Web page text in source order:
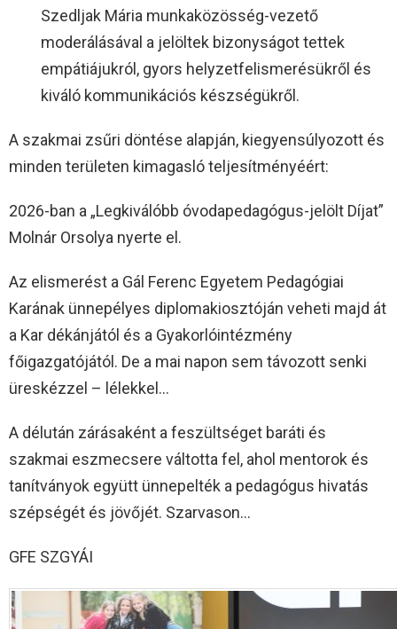
Szedljak Mária munkaközösség-vezető
moderálásával a jelöltek bizonyságot tettek
empátiájukról, gyors helyzetfelismerésükről és
kiváló kommunikációs készségükről.
A szakmai zsűri döntése alapján, kiegyensúlyozott és
minden területen kimagasló teljesítményéért:
2026-ban a „Legkiválóbb óvodapedagógus-jelölt Díjat”
Molnár Orsolya nyerte el.
Az elismerést a Gál Ferenc Egyetem Pedagógiai
Karának ünnepélyes diplomakiosztóján veheti majd át
a Kar dékánjától és a Gyakorlóintézmény
főigazgatójától. De a mai napon sem távozott senki
üreskézzel – lélekkel…
A délután zárásaként a feszültséget baráti és
szakmai eszmecsere váltotta fel, ahol mentorok és
tanítványok együtt ünnepelték a pedagógus hivatás
szépségét és jövőjét. Szarvason…
GFE SZGYÁI